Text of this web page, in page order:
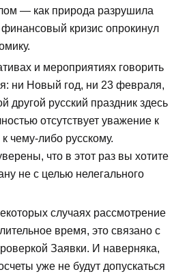
— как природа разрушила
финансовый кризис опрокинул
и мероприятиях говорить
ни Новый год, ни 23 февраля,
другой русский праздник здесь
отсутствует уважение к
к чему-либо русскому.
что в этот раз вы хотите
не с целью нелегального
случаях рассмотрение
время, это связано с
Заявки. И наверняка,
уже не будут допускаться